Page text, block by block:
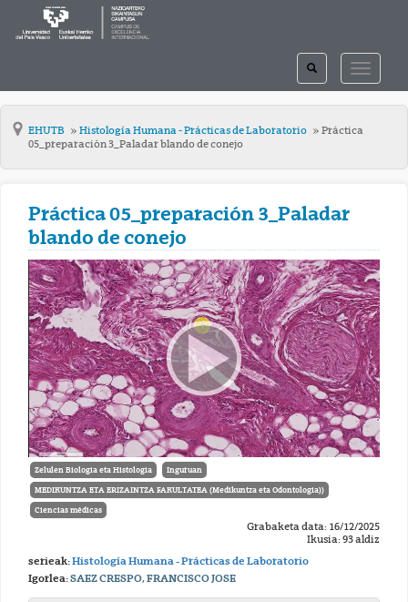
TOGGLE
TOGGLE
SEARCH
EHUTB Histología Humana - Prácticas de Laboratorio
Práctica
05_preparación 3_Paladar blando de conejo
Práctica 05_preparación 3_Paladar
blando de conejo
Zelulen Biologia eta Histologia Inguruan
MEDIKUNTZA ETA ERIZAINTZA FAKULTATEA (Medikuntza eta Odontologia))
Ciencias médicas
Grabaketa data: 16/12/2025
Ikusia: 93 aldiz
serieak:Histología Humana - Prácticas de Laboratorio
Igorlea:SAEZ CRESPO, FRANCISCO JOSE